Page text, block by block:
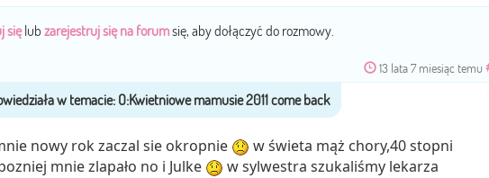
sięlub zarejestruj się na forumsię, aby dołączyć do rozmowy.
13 lata 7 miesiąc temu
nowy rok zaczal sie okropnie
w świeta mąż chory,40 stopni
mnie zlapało no i Julke
w sylwestra szukaliśmy lekarza